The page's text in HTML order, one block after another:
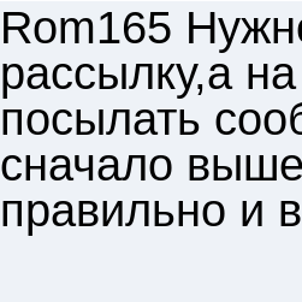
Rom165
рассылку,а
посылать
сначало
правильно и